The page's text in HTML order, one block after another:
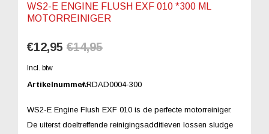
WS2-E ENGINE FLUSH EXF 010 *300 ML
MOTORREINIGER
€12,95 €14,95
Incl. btw
Artikelnummer:ARDAD0004-300
WS2-E Engine Flush EXF 010 is de perfecte motorreiniger.
De uiterst doeltreffende reinigingsadditieven lossen sludge